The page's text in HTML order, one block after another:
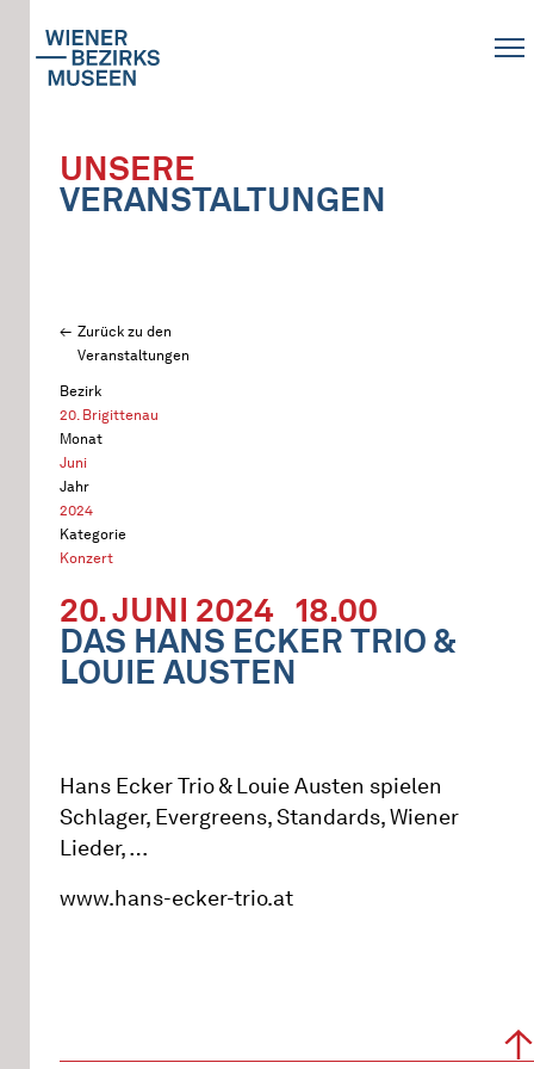
UNSERE
VERANSTALTUNGEN
Zurück zu den
Veranstaltungen
Bezirk
20. Brigittenau
Monat
Juni
Jahr
2024
Kategorie
Konzert
20. JUNI 2024 18.00
DAS HANS ECKER TRIO &
LOUIE AUSTEN
Hans Ecker Trio & Louie Austen spielen
Schlager, Evergreens, Standards, Wiener
Lieder, …
www.hans-ecker-trio.at